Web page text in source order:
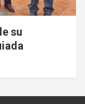
su